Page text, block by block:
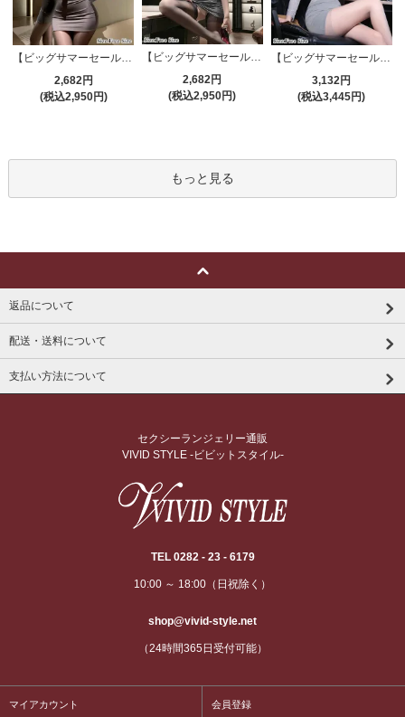
【ビッグサマーセール対象品】セクシーコスプレ(SEXYCOSPLAY) 4421
2,682円
(税込2,950円)
【ビッグサマーセール対象品】セクシーコスプレ(SEXYCOSPLAY) 4191
2,682円
(税込2,950円)
【ビッグサマーセール対象品】セクシーコスプレ(SEXYCOSPLAY) 4173
3,132円
(税込3,445円)
もっと見る
返品について
配送・送料について
支払い方法について
セクシーランジェリー通販
VIVID STYLE -ビビットスタイル-
TEL 0282 - 23 - 6179
10:00 ～ 18:00（日祝除く）
shop@vivid-style.net
（24時間365日受付可能）
マイアカウント 会員登録